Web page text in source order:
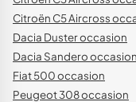
Citroën C5 Aircross
Dacia Duster occasion
Dacia Sandero occasion
Fiat 500 occasion
Peugeot 308 occasion